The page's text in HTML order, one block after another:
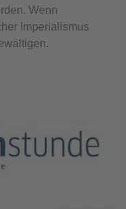
Wenn
Imperialismus